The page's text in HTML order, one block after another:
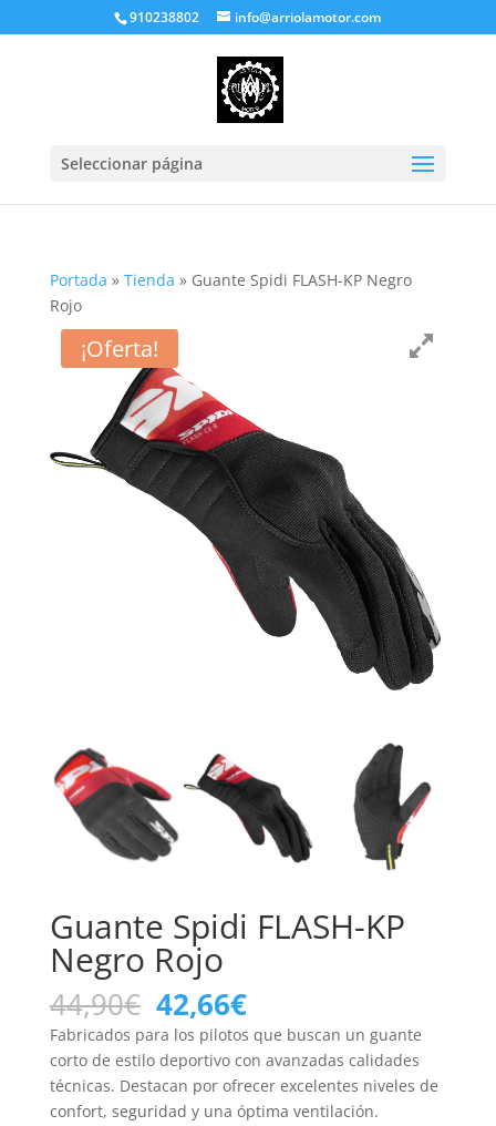
910238802 info@arriolamotor.com
Seleccionar página
Portada » Tienda » Guante Spidi FLASH-KP Negro
Rojo
¡Oferta!
Guante Spidi FLASH-KP
Negro Rojo
44,90€ El
precio
original
era:
44,90€.
42,66€El
precio
actual
es:
42,66€.
Fabricados para los pilotos que buscan un guante
corto de estilo deportivo con avanzadas calidades
técnicas. Destacan por ofrecer excelentes niveles de
confort, seguridad y una óptima ventilación.